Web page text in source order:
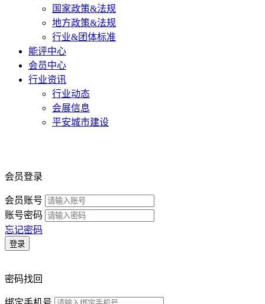
国家政策&法规
地方政策&法规
行业&团体标准
能评中心
会员中心
行业资讯
行业动态
会展信息
平安城市建设
会员登录
会员账号
账号密码
忘记密码
登录
密码找回